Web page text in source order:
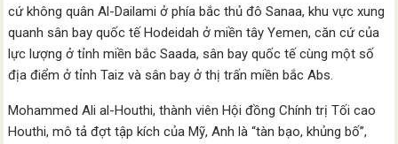
cứ không quân Al-Dailami ở phía bắc thủ đô Sanaa, khu vực xung
quanh sân bay quốc tế Hodeidah ở miền tây Yemen, căn cứ của
lực lượng ở tỉnh miền bắc Saada, sân bay quốc tế cùng một số
địa điểm ở tỉnh Taiz và sân bay ở thị trấn miền bắc Abs.
Mohammed Ali al-Houthi, thành viên Hội đồng Chính trị Tối cao
Houthi, mô tả đợt tập kích của Mỹ, Anh là “tàn bạo, khủng bố”,